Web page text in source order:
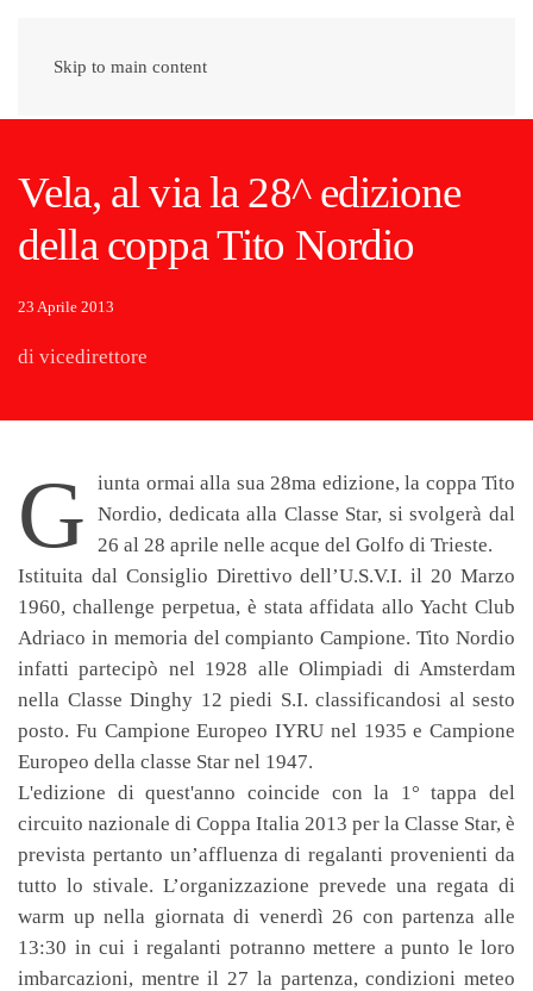
Skip to main content
Vela, al via la 28^ edizione
della coppa Tito Nordio
23 Aprile 2013
di vicedirettore
G
iunta ormai alla sua 28ma edizione, la coppa Tito
Nordio, dedicata alla Classe Star, si svolgerà dal
26 al 28 aprile nelle acque del Golfo di Trieste.
Istituita dal Consiglio Direttivo dell’U.S.V.I. il 20 Marzo
1960, challenge perpetua, è stata affidata allo Yacht Club
Adriaco in memoria del compianto Campione. Tito Nordio
infatti partecipò nel 1928 alle Olimpiadi di Amsterdam
nella Classe Dinghy 12 piedi S.I. classificandosi al sesto
posto. Fu Campione Europeo IYRU nel 1935 e Campione
Europeo della classe Star nel 1947.
L'edizione di quest'anno coincide con la 1° tappa del
circuito nazionale di Coppa Italia 2013 per la Classe Star, è
prevista pertanto un’affluenza di regalanti provenienti da
tutto lo stivale. L’organizzazione prevede una regata di
warm up nella giornata di venerdì 26 con partenza alle
13:30 in cui i regalanti potranno mettere a punto le loro
imbarcazioni, mentre il 27 la partenza, condizioni meteo